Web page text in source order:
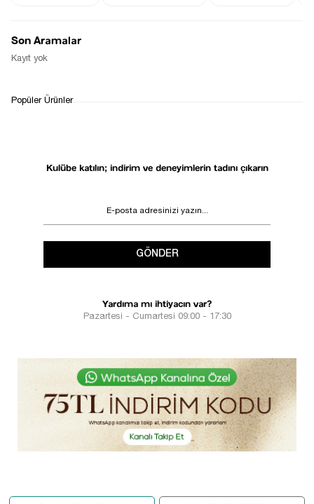
İADE&DEĞİŞİM
Kulübe katılın; indirim ve deneyimlerin tadını çıkarın
GÖNDER
Yardıma mı ihtiyacın var?
Pazartesi - Cumartesi 09:00 - 17:30
Son Aramalar
Kayıt yok
Popüler Ürünler